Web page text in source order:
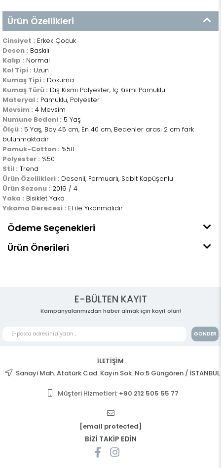
Ürün Özellikleri
Cinsiyet : Erkek Çocuk
Desen : Baskılı
Kalıp : Normal
Kol Tipi : Uzun
Kumaş Tipi : Dokuma
Kumaş Türü : Dış Kısmı Polyester, İç Kısmı Pamuklu
Materyal : Pamuklu, Polyester
Mevsim : 4 Mevsim
Numune Bedeni : 5 Yaş
Ölçü : 5 Yaş, Boy 45 cm, En 40 cm, Bedenler arası 2 cm fark
bulunmaktadır
Pamuk-Cotton : %50
Polyester : %50
Stil : Trend
Ürün Özellikleri : Desenli, Fermuarlı, Sabit Kapüşonlu
Ürün Sezonu : 2019 / 4
Yaka : Bisiklet Yaka
Yıkama Derecesi : El ile Yıkanmalıdır
Ödeme Seçenekleri
Ürün Önerileri
E-BÜLTEN KAYIT
Kampanyalarımızdan haber almak için kayıt olun!
GÖNDER
İLETİŞİM
Sanayi Mah. Atatürk Cad. Kayın Sok. No:5 Güngören / İSTANBUL
Müşteri Hizmetleri: +90 212 505 55 77
[email protected]
BİZİ TAKİP EDİN